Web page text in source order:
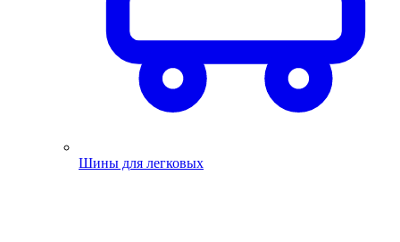
Шины для легковых